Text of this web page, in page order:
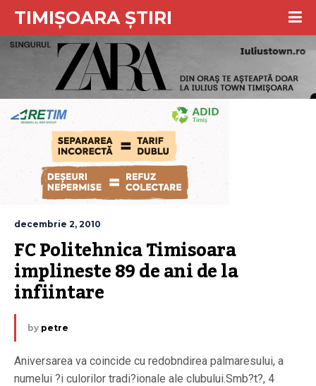
TIMIȘOARA ȘTIRI
decembrie 2, 2010
FC Politehnica Timisoara
implineste 89 de ani de la
infiintare
by petre
Aniversarea va coincide cu redobndirea palmaresului, a
numelui ?i culorilor tradi?ionale ale clubului.Smb?t?, 4